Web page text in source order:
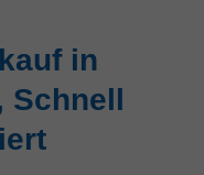
in
Schnell